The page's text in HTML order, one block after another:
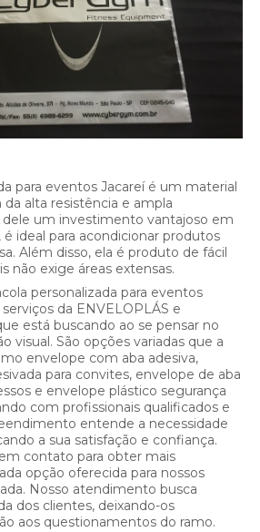
para eventos Jacareí é um material
alta resistência e ampla
dele um investimento vantajoso em
ideal para acondicionar produtos
Além disso, ela é produto de fácil
não exige áreas extensas.
personalizada para eventos
da ENVELOPLÁS e
está buscando ao se pensar no
visual. São opções variadas que a
envelope com aba adesiva,
para convites, envelope de aba
e envelope plástico segurança
com profissionais qualificados e
entende a necessidade
a sua satisfação e confiança.
contato para obter mais
opção oferecida para nossos
Nosso atendimento busca
dos clientes, deixando-os
aos questionamentos do ramo.